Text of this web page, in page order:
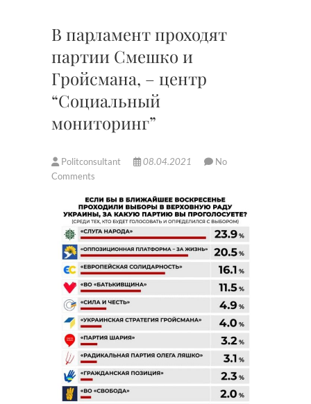
В парламент проходят
партии Смешко и
Гройсмана, – центр
“Социальный
мониторинг”
Politconsultant 08.04.2021
No
Comments